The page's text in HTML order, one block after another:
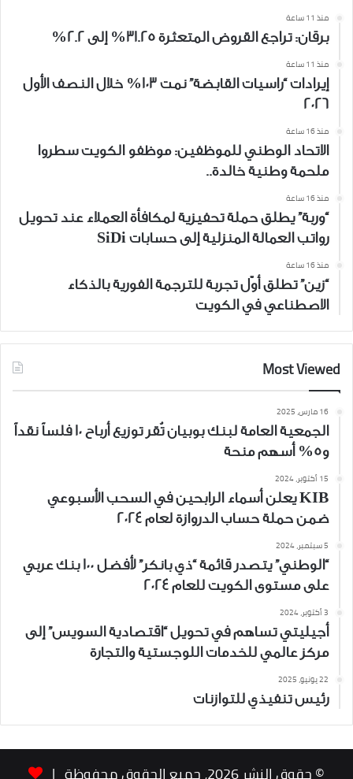
منذ 11 ساعة
برقان: تراجع القروض المتعثرة 31.25% إلى 2.2%
منذ 11 ساعة
إيرادات “راسيات القابضة” نمت 103% خلال النصف الأول
2026
منذ 16 ساعة
الاتحاد الوطني للموظفين: موظفو الكويت سطروا
ملحمة وطنية خالدة..
منذ 16 ساعة
“وربة” يطلق حملة تحفيزية لمكافأة العملاء عند تحويل
رواتب العمالة المنزلية إلى حسابات SiDi
منذ 16 ساعة
“زين” تطلق أوّل تجربة للترجمة الفورية بالذكاء
الاصطناعي في الكويت
Most Viewed
16 مارس، 2025
الجمعية العامة لبنك بوبيان تُقر توزيع أرباح 10 فلساً نقداً
و5% أسهم منحة
15 أكتوبر، 2024
KIB يعلن أسماء الرابحين في السحب الأسبوعي
ضمن حملة حساب الدروازة لعام 2024
5 سبتمبر، 2024
“الوطني” يتصدر قائمة “ذي بانكر” لأفضل 100 بنك عربي
على مستوى الكويت للعام 2024
3 أكتوبر، 2024
أجيليتي تساهم في تحويل “اقتصادية السويس” إلى
مركز عالمي للخدمات اللوجستية والتجارة
22 يونيو، 2025
رئيس تنفيذي للتوازنات